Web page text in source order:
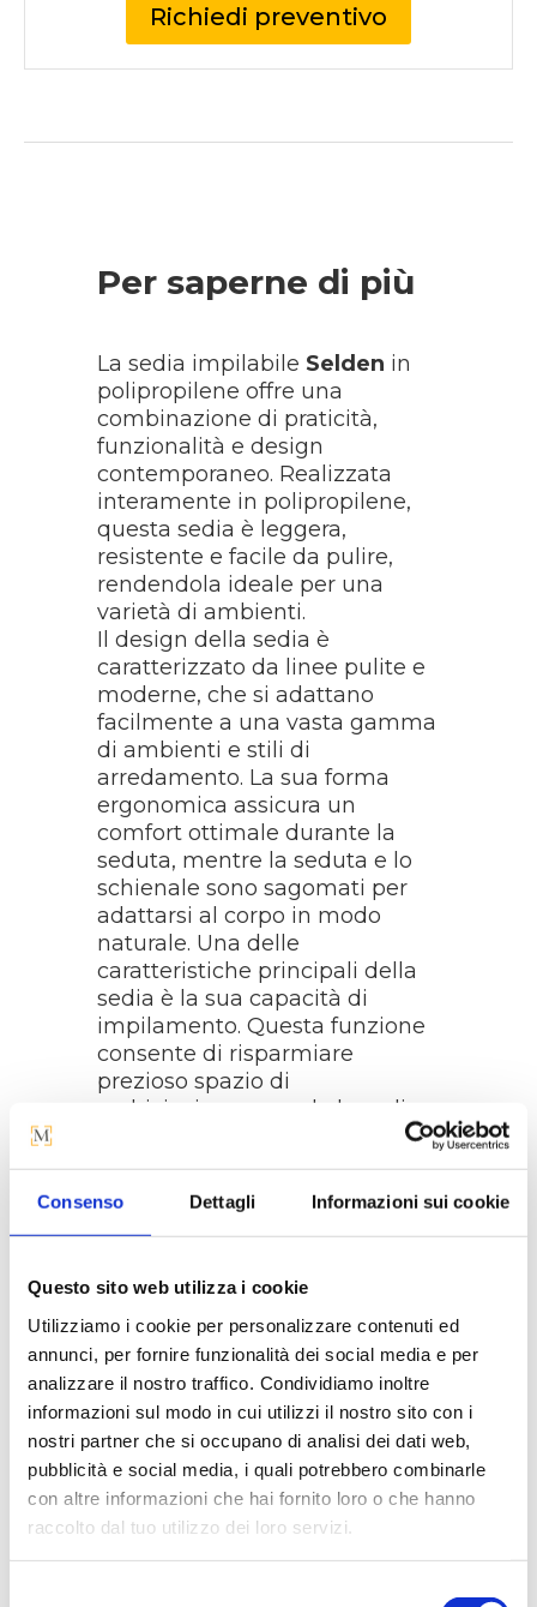
Consenso Dettagli Informazioni sui cookie
Questo sito web utilizza i cookie
Utilizziamo i cookie per personalizzare contenuti ed
annunci, per fornire funzionalità dei social media e per
analizzare il nostro traffico. Condividiamo inoltre
informazioni sul modo in cui utilizzi il nostro sito con i
nostri partner che si occupano di analisi dei dati web,
pubblicità e social media, i quali potrebbero combinarle
con altre informazioni che hai fornito loro o che hanno
raccolto dal tuo utilizzo dei loro servizi.
Richiedi preventivo
Per saperne di più
La sedia impilabile Selden in
polipropilene offre una
combinazione di praticità,
funzionalità e design
contemporaneo. Realizzata
interamente in polipropilene,
questa sedia è leggera,
resistente e facile da pulire,
rendendola ideale per una
varietà di ambienti.
Il design della sedia è
caratterizzato da linee pulite e
moderne, che si adattano
facilmente a una vasta gamma
di ambienti e stili di
arredamento. La sua forma
ergonomica assicura un
comfort ottimale durante la
seduta, mentre la seduta e lo
schienale sono sagomati per
adattarsi al corpo in modo
naturale. Una delle
caratteristiche principali della
sedia è la sua capacità di
impilamento. Questa funzione
consente di risparmiare
prezioso spazio di
archiviazione quando le sedie
ideale per ambienti in cui lo
spazio è limitato o che
richiedono frequenti
Il polipropilene utilizzato per la
costruzione della sedia
è anche resistente alle
intemperie, il che la rende
adatta sia per interni che per
esterni. Questa versatilità la
rende perfetta per caffetterie,
ristoranti, bar e spazi esterni
come giardini e terrazze.